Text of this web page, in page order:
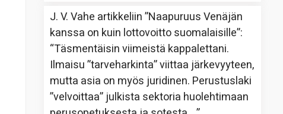
J. V. Vahe artikkeliin”Naapuruus Venäjän
kanssa on kuin lottovoitto suomalaisille”:
“Täsmentäisin viimeistä kappalettani.
Ilmaisu ”tarveharkinta” viittaa järkevyyteen,
mutta asia on myös juridinen. Perustuslaki
”velvoittaa” julkista sektoria huolehtimaan